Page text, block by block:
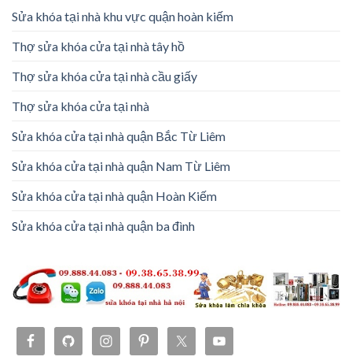
Sửa khóa tại nhà khu vực quận hoàn kiếm
Thợ sửa khóa cửa tại nhà tây hồ
Thợ sửa khóa cửa tại nhà cầu giấy
Thợ sửa khóa cửa tại nhà
Sửa khóa cửa tại nhà quận Bắc Từ Liêm
Sửa khóa cửa tại nhà quận Nam Từ Liêm
Sửa khóa cửa tại nhà quận Hoàn Kiếm
Sửa khóa cửa tại nhà quận ba đình